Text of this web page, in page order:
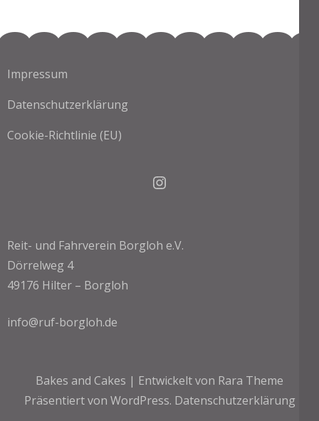
Impressum
Datenschutzerklärung
Cookie-Richtlinie (EU)
Instagram
Reit- und Fahrverein Borgloh e.V.
Dörrelweg 4
49176 Hilter – Borgloh
info@ruf-borgloh.de
Bakes and Cakes | Entwickelt von Rara Theme
Präsentiert von WordPress. Datenschutzerklärung